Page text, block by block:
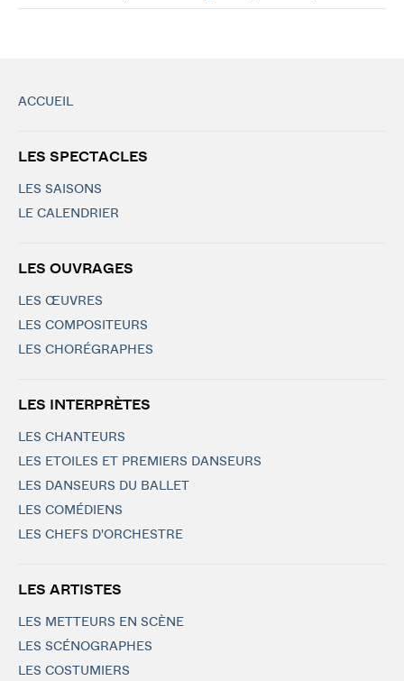
ACCUEIL
LES SPECTACLES
LES SAISONS
LE CALENDRIER
LES OUVRAGES
LES ŒUVRES
LES COMPOSITEURS
LES CHORÉGRAPHES
LES INTERPRÈTES
LES CHANTEURS
LES ETOILES ET PREMIERS DANSEURS
LES DANSEURS DU BALLET
LES COMÉDIENS
LES CHEFS D'ORCHESTRE
LES ARTISTES
LES METTEURS EN SCÈNE
LES SCÉNOGRAPHES
LES COSTUMIERS